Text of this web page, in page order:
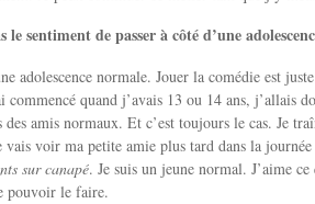
le sentiment de passer à côté d’une
adolescence normale. Jouer la comédie est
commencé quand j’avais 13 ou 14 ans, j’allais
des amis normaux. Et c’est toujours le cas. Je
voir ma petite amie plus tard dans la
sur canapé. Je suis un jeune normal. J’aime
pouvoir le faire.